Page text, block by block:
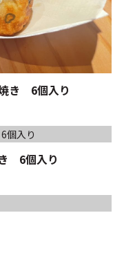
き 6個入り
6個入り